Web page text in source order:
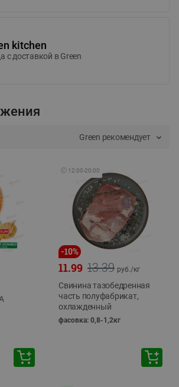
kitchen
c доставкой в Green
Green рекомендует
🕘 12:00-20:00
-10%
13.39
11.99 руб./кг
Свинина тазобедренная
часть полуфабрикат,
охлажденный
фасовка: 0,8-1,2кг